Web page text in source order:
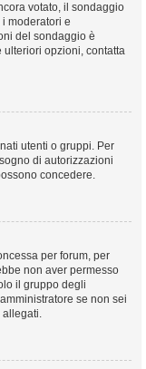
votato, il sondaggio
moderatori e
del sondaggio è
ulteriori opzioni, contatta
utenti o gruppi. Per
di autorizzazioni
concedere.
per forum, per
non aver permesso
il gruppo degli
se non sei
allegati.